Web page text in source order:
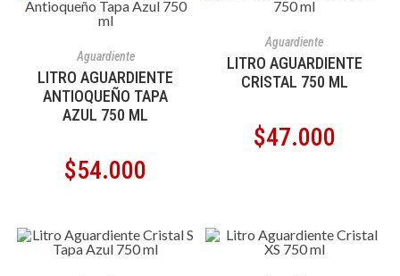
Aguardiente
LITRO AGUARDIENTE
ANTIOQUEÑO TAPA
AZUL 750 ML
$54.000
Aguardiente
LITRO AGUARDIENTE
CRISTAL 750 ML
$47.000